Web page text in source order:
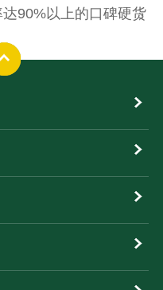
90%以上的口碑硬货